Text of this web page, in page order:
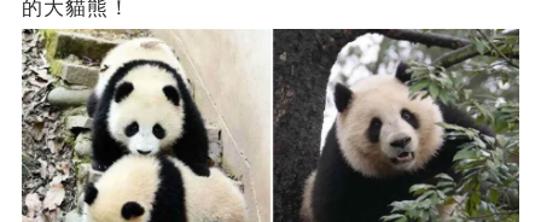
的大貓熊！